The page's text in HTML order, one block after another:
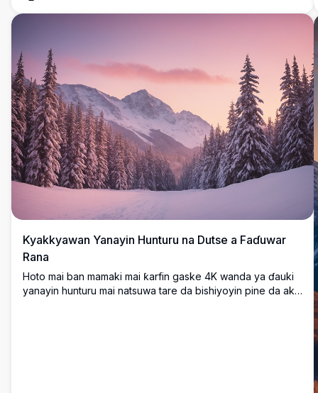
Kyakkyawan Yanayin Hunturu na Dutse a Faɗuwar
Rana
Hoto mai ban mamaki mai ƙarfin gaske 4K wanda ya ɗauki
yanayin hunturu mai natsuwa tare da bishiyoyin pine da aka